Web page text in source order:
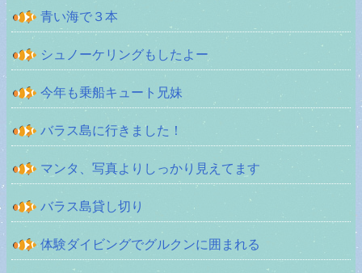
青い海で３本
シュノーケリングもしたよー
今年も乗船キュート兄妹
バラス島に行きました！
マンタ、写真よりしっかり見えてます
バラス島貸し切り
体験ダイビングでグルクンに囲まれる